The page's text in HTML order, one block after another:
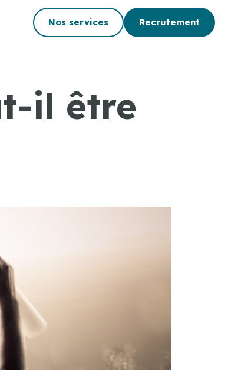
Nos services Recrutement
il être